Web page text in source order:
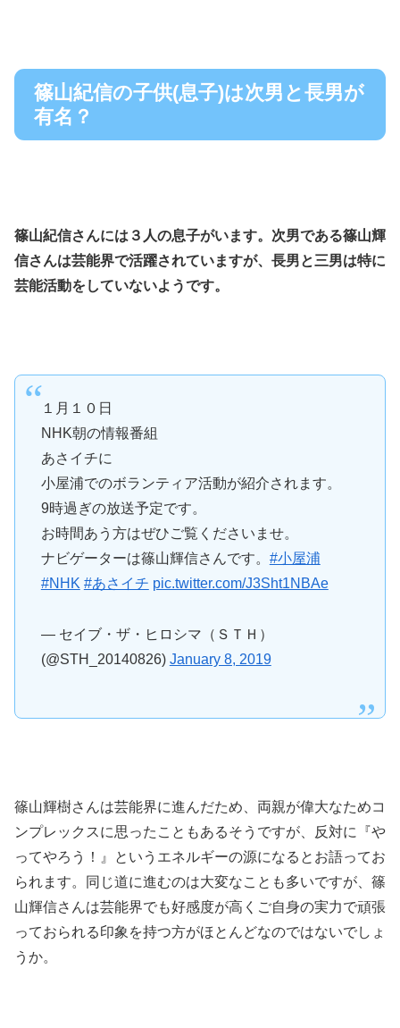
篠山紀信の子供(息子)は次男と長男が
有名？
篠山紀信さんには３人の息子がいます。次男である篠山輝
信さんは芸能界で活躍されていますが、長男と三男は特に
芸能活動をしていないようです。
１月１０日
NHK朝の情報番組
あさイチに
小屋浦でのボランティア活動が紹介されます。
9時過ぎの放送予定です。
お時間あう方はぜひご覧くださいませ。
ナビゲーターは篠山輝信さんです。 #小屋浦
#NHK #あさイチ pic.twitter.com/J3Sht1NBAe
— セイブ・ザ・ヒロシマ（ＳＴＨ）
(@STH_20140826) January 8, 2019
篠山輝樹さんは芸能界に進んだため、両親が偉大なためコ
ンプレックスに思ったこともあるそうですが、反対に『や
ってやろう！』というエネルギーの源になるとお語ってお
られます。同じ道に進むのは大変なことも多いですが、篠
山輝信さんは芸能界でも好感度が高くご自身の実力で頑張
っておられる印象を持つ方がほとんどなのではないでしょ
うか。